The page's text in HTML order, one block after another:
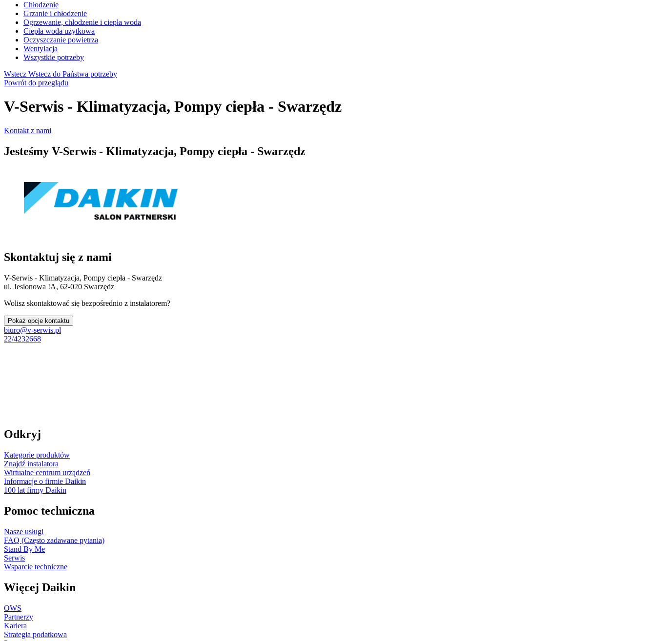
Chłodzenie
Grzanie i chłodzenie
Ogrzewanie, chłodzenie i ciepła woda
Ciepła woda użytkowa
Oczyszczanie powietrza
Wentylacja
Wszystkie potrzeby
Wstecz Wstecz do Państwa potrzeby
Powrót do przeglądu
V-Serwis - Klimatyzacja, Pompy ciepła - Swarzędz
Kontakt z nami
Jesteśmy V-Serwis - Klimatyzacja, Pompy ciepła - Swarzędz
Skontaktuj się z nami
V-Serwis - Klimatyzacja, Pompy ciepła - Swarzędz
ul. Jesionowa !A, 62-020 Swarzędz
Wolisz skontaktować się bezpośrednio z instalatorem?
Pokaż opcje kontaktu
biuro@v-serwis.pl
22/4232668
Odkryj
Kategorie produktów
Znajdź instalatora
Wirtualne centrum urządzeń
Informacje o firmie Daikin
100 lat firmy Daikin
Pomoc techniczna
Nasze usługi
FAQ (Często zadawane pytania)
Stand By Me
Serwis
Wsparcie techniczne
Więcej Daikin
OWS
Partnerzy
Kariera
Strategia podatkowa